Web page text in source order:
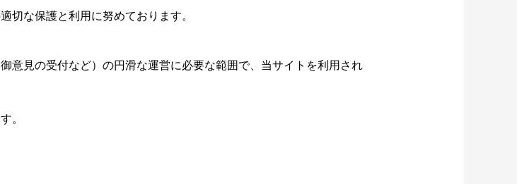
切な保護と利用に努めております。
意見の受付など）の円滑な運営に必要な範囲で、当サイトを利用され
。